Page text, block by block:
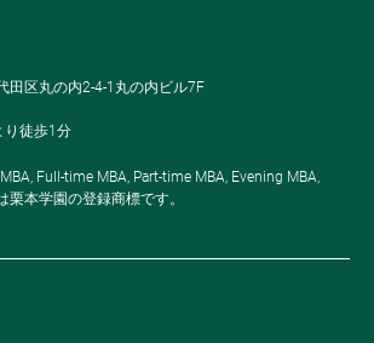
田区丸の内2-4-1丸の内ビル7F
り徒歩1分
Full-time MBA, Part-time MBA, Evening MBA,
栗本学園の登録商標です。